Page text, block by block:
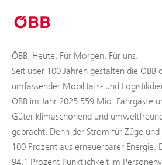
ÖBB. Heute. Für Morgen. Für uns.
Seit über 100 Jahren gestalten die
umfassender Mobilitäts- und
ÖBB im Jahr 2025 559 Mio. Fahrgäste
Güter klimaschonend und
gebracht. Denn der Strom für Züge
100 Prozent aus erneuerbarer Energie.
94,1 Prozent Pünktlichkeit im